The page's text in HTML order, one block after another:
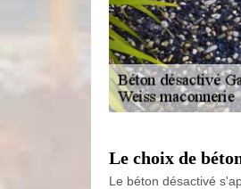
Le choix de
Le béton désactivé